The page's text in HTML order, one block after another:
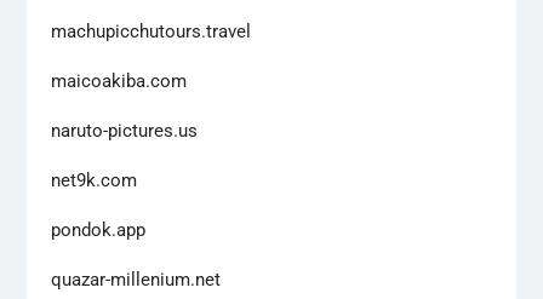
machupicchutours.travel
maicoakiba.com
naruto-pictures.us
net9k.com
pondok.app
quazar-millenium.net